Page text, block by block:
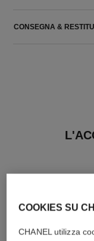
CONSEGNA &
COOKIES SU
CHANEL utilizza